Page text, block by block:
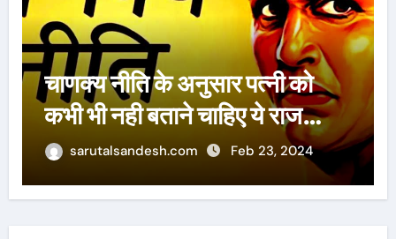
ऐसे 100 बार मरूंगी, मेरी वजह से
बची लाखों महिलाओं की जान : पूनम
पांडेय
sarutalsandesh.com Feb 23, 2024